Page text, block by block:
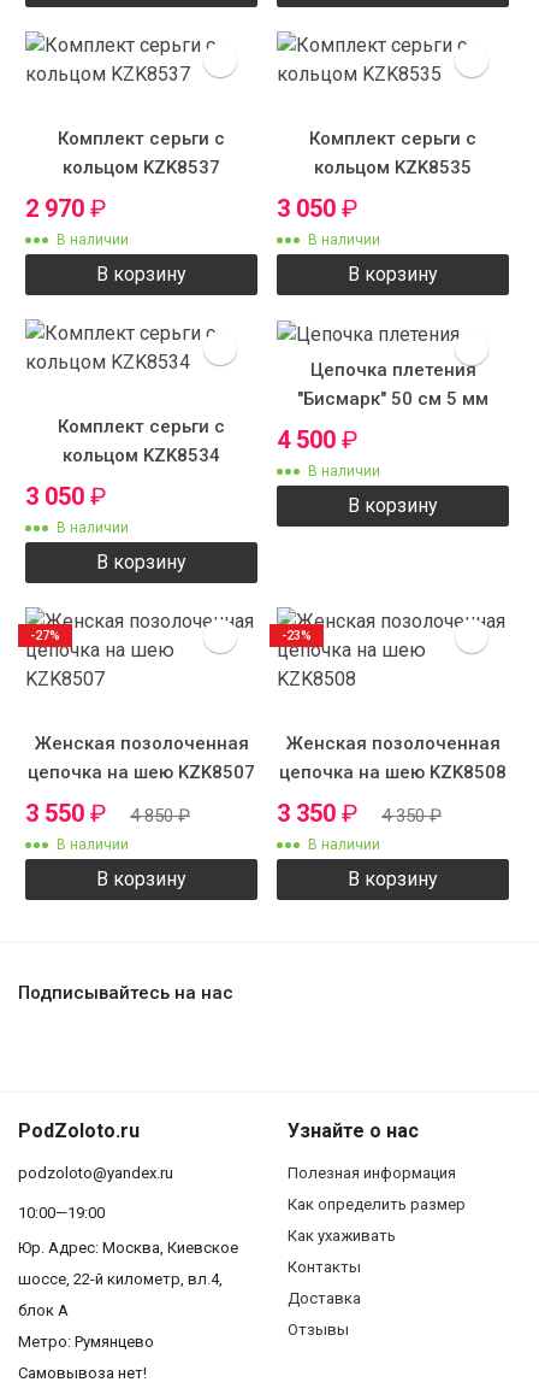
Комплект серьги с
кольцом KZK8537
2 970 ₽
В наличии
В корзину
Комплект серьги с
кольцом KZK8535
3 050 ₽
В наличии
В корзину
Комплект серьги с
кольцом KZK8534
3 050 ₽
В наличии
В корзину
Цепочка плетения
"Бисмарк" 50 см 5 мм
4 500 ₽
В наличии
В корзину
Женская позолоченная
цепочка на шею KZK8507
3 550 ₽ 4 850₽
В наличии
В корзину
-27%
Женская позолоченная
цепочка на шею KZK8508
3 350 ₽ 4 350₽
В наличии
В корзину
-23%
Подписывайтесь на нас
PodZoloto.ru
podzoloto@yandex.ru
10:00—19:00
Юр. Адреc: Москва, Киевское
шоссе, 22-й километр, вл.4,
блок А
Метро: Румянцево
Самовывоза нет!
Узнайте о нас
Полезная информация
Как определить размер
Как ухаживать
Контакты
Доставка
Отзывы